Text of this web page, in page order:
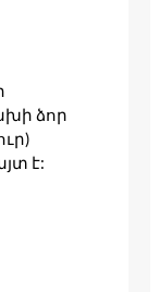
ձոր
է: